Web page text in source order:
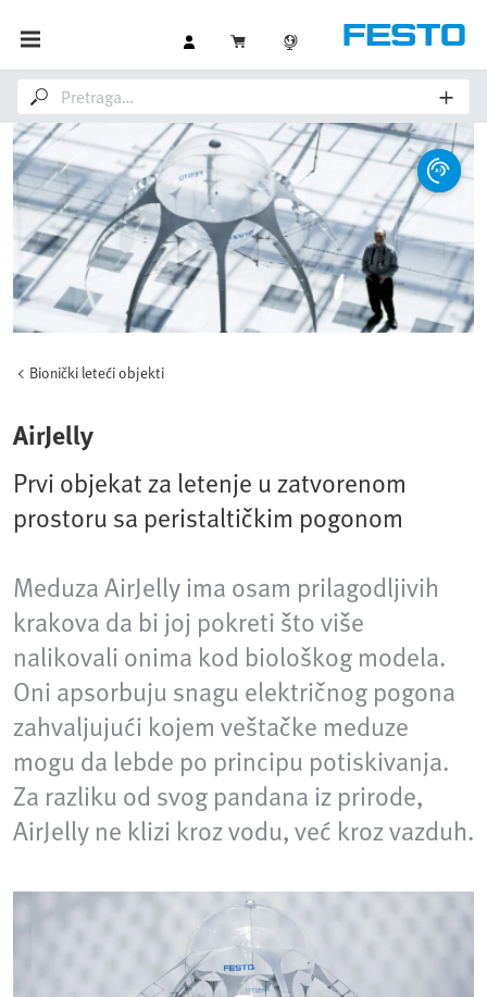
Bionički leteći objekti
AirJelly
Prvi objekat za letenje u zatvorenom
prostoru sa peristaltičkim pogonom
Meduza AirJelly ima osam prilagodljivih
krakova da bi joj pokreti što više
nalikovali onima kod biološkog modela.
Oni apsorbuju snagu električnog pogona
zahvaljujući kojem veštačke meduze
mogu da lebde po principu potiskivanja.
Za razliku od svog pandana iz prirode,
AirJelly ne klizi kroz vodu, već kroz vazduh.